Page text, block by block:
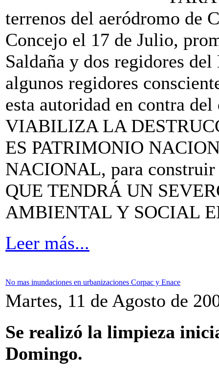
terrenos del aeródromo de
Concejo el 17 de Julio,
Saldaña y dos regidores
algunos regidores
esta autoridad en contra
VIABILIZA LA
ES PATRIMONIO
NACIONAL, para
QUE TENDRÁ UN
AMBIENTAL Y SOCIAL
Leer más...
No mas inundaciones en urbanizaciones Corpac y Enace
Martes, 11 de Agosto de
Se realizó la limpieza
Domingo.